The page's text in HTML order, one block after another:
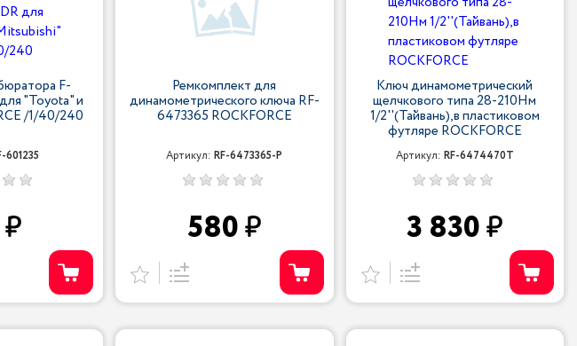
F-
"Toyota" и
/1/40/240
601235
Ремкомплект для
динамометрического ключа RF-
6473365 ROCKFORCE
Артикул:RF-6473365-P
580
Ключ динамометрический
щелчкового типа 28-210Нм
1/2''(Тайвань),в пластиковом
футляре ROCKFORCE
Артикул: RF-6474470T
3 830